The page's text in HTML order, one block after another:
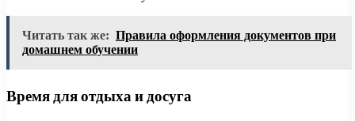
Читать так же: Правила оформления документов при
домашнем обучении
Время для отдыха и досуга